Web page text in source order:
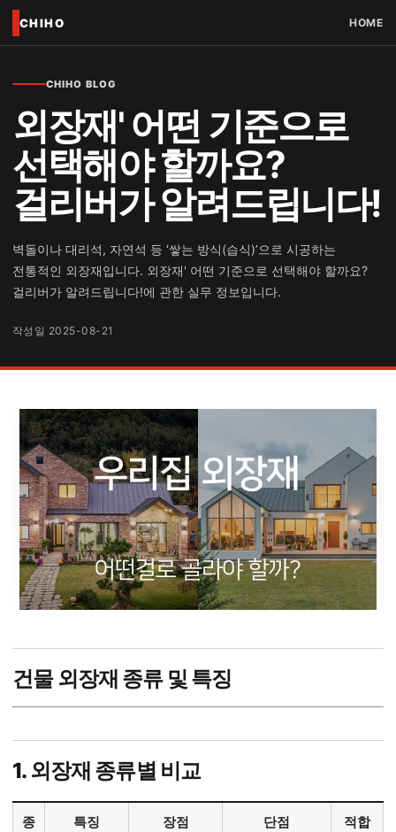
CHIHO HOME
CHIHO BLOG
외장재' 어떤 기준으로
선택해야 할까요?
걸리버가 알려드립니다!
벽돌이나 대리석, 자연석 등 ‘쌓는 방식(습식)’으로 시공하는
전통적인 외장재입니다. 외장재' 어떤 기준으로 선택해야 할까요?
걸리버가 알려드립니다!에 관한 실무 정보입니다.
작성일 2025-08-21
건물 외장재 종류 및 특징
1. 외장재 종류별 비교
종
특징 장점 단점
적합